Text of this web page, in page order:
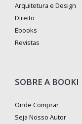
Arquitetura e Design
Direito
Ebooks
Revistas
SOBRE A BOOKI
Onde Comprar
Seja Nosso Autor